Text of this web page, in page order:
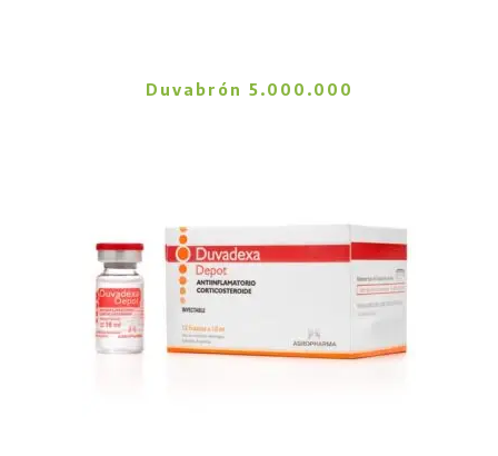
Duvabrón 5.000.000